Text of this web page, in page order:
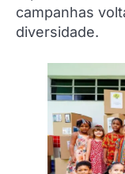
campanhas
diversidade.